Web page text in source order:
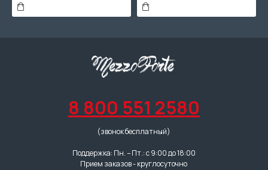
8 800 551 2580
(звонок бесплатный)
Поддержка: Пн. – Пт.: с 9:00 до 18:00
Прием заказов - круглосуточно